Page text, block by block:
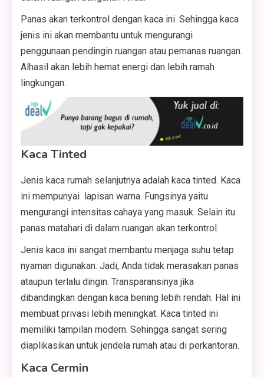
Panas akan terkontrol dengan kaca ini. Sehingga kaca
jenis ini akan membantu untuk mengurangi
penggunaan pendingin ruangan atau pemanas ruangan.
Alhasil akan lebih hemat energi dan lebih ramah
lingkungan.
Kaca Tinted
Jenis kaca rumah selanjutnya adalah kaca tinted. Kaca
ini mempunyai lapisan warna. Fungsinya yaitu
mengurangi intensitas cahaya yang masuk. Selain itu
panas matahari di dalam ruangan akan terkontrol.
Jenis kaca ini sangat membantu menjaga suhu tetap
nyaman digunakan. Jadi, Anda tidak merasakan panas
ataupun terlalu dingin. Transparansinya jika
dibandingkan dengan kaca bening lebih rendah. Hal ini
membuat privasi lebih meningkat. Kaca tinted ini
memiliki tampilan modern. Sehingga sangat sering
diaplikasikan untuk jendela rumah atau di perkantoran.
Kaca Cermin